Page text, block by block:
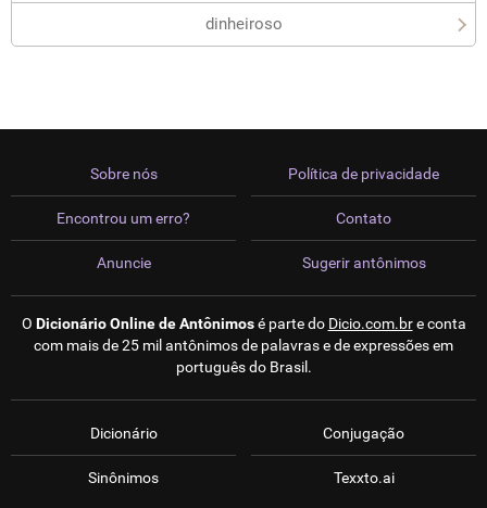
dinheiroso
Sobre nós
Encontrou um erro?
Anuncie
Política de privacidade
Contato
Sugerir antônimos
O Dicionário Online de Antônimosé parte do Dicio.com.bre conta
com mais de 25 mil antônimos de palavras e de expressões em
português do Brasil.
Dicionário
Sinônimos
Conjugação
Texxto.ai